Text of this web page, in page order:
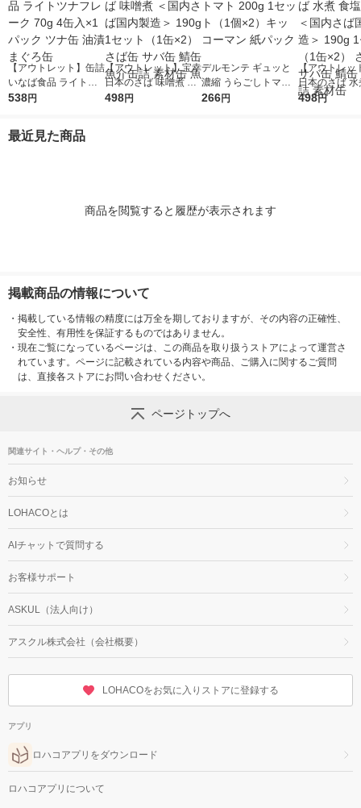
【アウトレット】缶詰
いなば食品 ライトツ
ナフレーク 70g 4缶入
538円
【アウトレット】宝幸
日本のさば 味噌煮 ＜
国内さば国内製造＞ 1
498円
デルモンテ ギュッと
濃縮 うらごしトマト
200g 1セット（1個×
266円
【アウトレッ
日本のさば
不使用 ＜国内
498円
最近見た商品
商品を閲覧すると履歴が表示されます
掲載商品の情報について
・ 掲載している情報の精度には万全を期しておりますが、その内容の正確性、
安全性、有用性を保証するものではありません。
・ 現在ご覧になっているページは、この商品を取り扱うストアによって運営さ
れています。ページに記載されている内容や商品、ご購入に関するご質問
は、直接各ストアにお問い合わせください。
ページトップへ
関連サイト・ヘルプ・その他
お知らせ
LOHACOとは
AIチャットで質問する
お客様サポート
ASKUL（法人向け）
アスクル株式会社（会社概要）
LOHACOをお気に入りストアに登録する
アプリ
ロハコアプリをダウンロード
ロハコアプリについて